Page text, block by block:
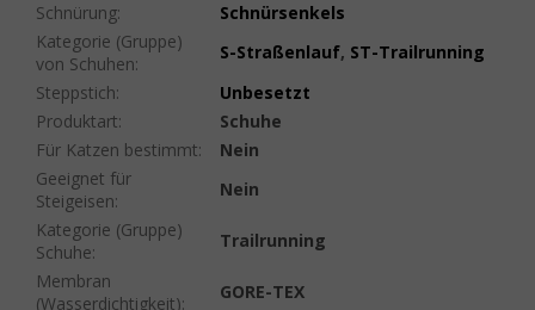
Schnürung:
Schnürsenkels
Kategorie (Gruppe)
von Schuhen:
S-Straßenlauf, ST-Trailrunning
Steppstich:
Unbesetzt
Produktart:
Schuhe
Für Katzen bestimmt:
Nein
Geeignet für
Steigeisen:
Nein
Kategorie (Gruppe)
Schuhe:
Trailrunning
Membran
(Wasserdichtigkeit):
GORE-TEX